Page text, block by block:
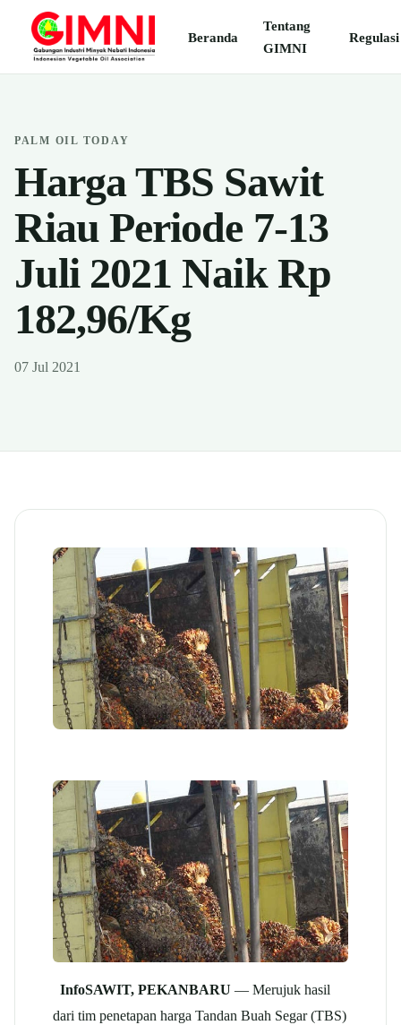
Beranda
Tentang
GIMNI
Regulasi
PALM OIL TODAY
Harga TBS Sawit
Riau Periode 7-13
Juli 2021 Naik Rp
182,96/Kg
07 Jul 2021
InfoSAWIT, PEKANBARU — Merujuk hasil
dari tim penetapan harga Tandan Buah Segar (TBS)